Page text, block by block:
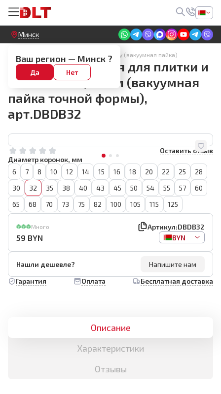
Круглосуточный! Прием заявок на сайте
Минск
Ваш регион — Минск ?
Да Нет
Алмазные коронки по керамограниту (вакуумная пайка)
Коронка алмазная для плитки и
камня BIHUI, 32мм (вакуумная
пайка точной формы),
арт.DBDB32
Оставить отзыв
Диаметр коронок, мм
6
7 8 10 12 14 15 16 18 20 22 25
28
30
32 35 38 40 43 45 50 54 55 57
60
65
68 70 73 75 82 100 105 115 125
Много Артикул:DBDB32
59 BYN BYN
Нашли дешевле?
Напишите нам
Гарантия
Оплата Бесплатная доставка
Описание
Характеристики
Отзывы